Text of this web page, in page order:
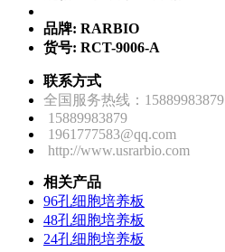
品牌: RARBIO
货号: RCT-9006-A
联系方式
全国服务热线：15889983879
15889983879
1961777583@qq.com
http://www.usrarbio.com
相关产品
96孔细胞培养板
48孔细胞培养板
24孔细胞培养板